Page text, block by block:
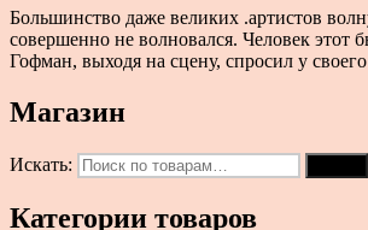
Большинство даже великих .артистов
совершенно не волновался. Человек
Гофман, выходя на сцену, спросил у
Магазин
Искать:
Категории товаров